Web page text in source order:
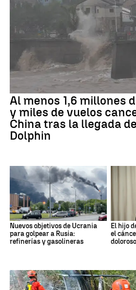
Al menos 1,6 millones
y miles de vuelos
China tras la llegada
Dolphin
Nuevos objetivos de Ucrania
para golpear a Rusia:
refinerías y gasolineras
El hijo
el